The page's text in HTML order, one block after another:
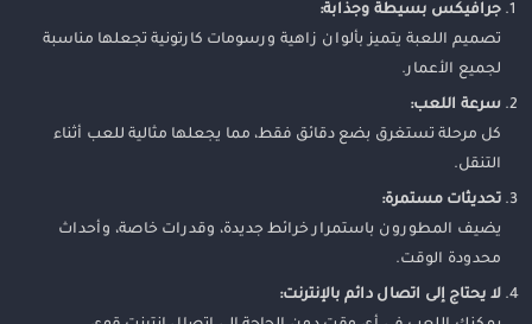
جرافيكس بسيطة وجذابة:
تصميم اللعبة يتميز بألوان زاهية ورسومات كارتونية تجعلها مناسبة
لجميع الأعمار.
سرعة اللعب:
كل مرحلة تستغرق بضع دقائق فقط، مما يجعلها مثالية للعب أثناء
التنقل.
تحديثات مستمرة:
يضيف المطورون باستمرار خرائط جديدة، وقدرات خاصة، وأحداث
محدودة الوقت.
لا يحتاج إلى اتصال دائم بالإنترنت: